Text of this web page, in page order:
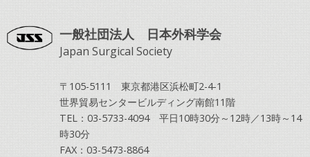
一般社団法人 日本外科学会
Japan Surgical Society
〒105-5111 東京都港区浜松町2-4-1
世界貿易センタービルディング南館11階
TEL：03-5733-4094 平日10時30分～12時／13時～14
時30分
FAX：03-5473-8864